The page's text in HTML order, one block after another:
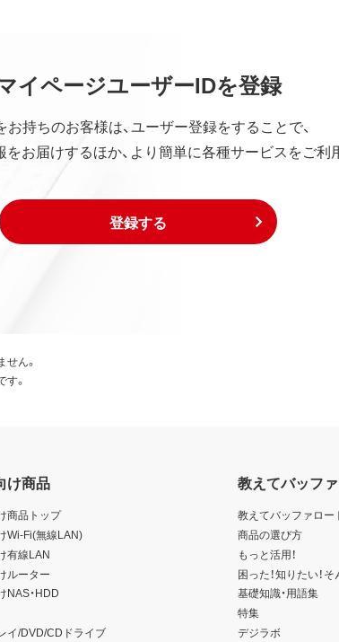
イページユーザーIDを登録
お持ちのお客様は、ユーザー登録をすることで、
お届けするほか、より簡単に各種サービスをご利
登録する
ん。
。
け商品
商品トップ
Wi-Fi(無線LAN)
有線LAN
ルーター
NAS・HDD
イ/DVD/CDドライブ
教えてバッフ
教えてバッファロー
商品の選び方
もっと活用！
困った！知りたい！
基礎知識・用語集
特集
デジラボ